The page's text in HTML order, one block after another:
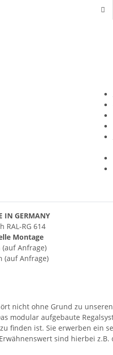
GERMANY
RAL-RG 614
Montage
Anfrage)
(auf Anfrage)
nicht ohne Grund zu
modular aufgebaute
finden ist. Sie erwerben ein
sind hierbei